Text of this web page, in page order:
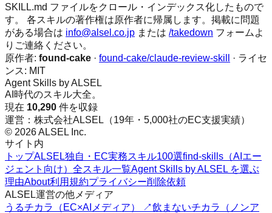
SKILL.md ファイルをクロール・インデックス化したもので
す。 各スキルの著作権は原作者に帰属します。掲載に問題
がある場合は info@alsel.co.jp または /takedown フォームよ
りご連絡ください。
原作者: found-cake · found-cake/claude-review-skill
· ライセ
ンス: MIT
Agent Skills by ALSEL
AI時代のスキル大全。
現在 10,290 件を収録
運営：株式会社ALSEL（19年・5,000社のEC支援実績）
© 2026 ALSEL Inc.
サイト内
トップALSEL独自・EC実務スキル100選find-skills（AIエー
ジェント向け） 全スキル一覧Agent Skills by ALSEL を選ぶ
理由About利用規約プライバシー削除依頼
ALSEL運営の他メディア
うるチカラ（EC×AIメディア） ↗飲まないチカラ（ノンア